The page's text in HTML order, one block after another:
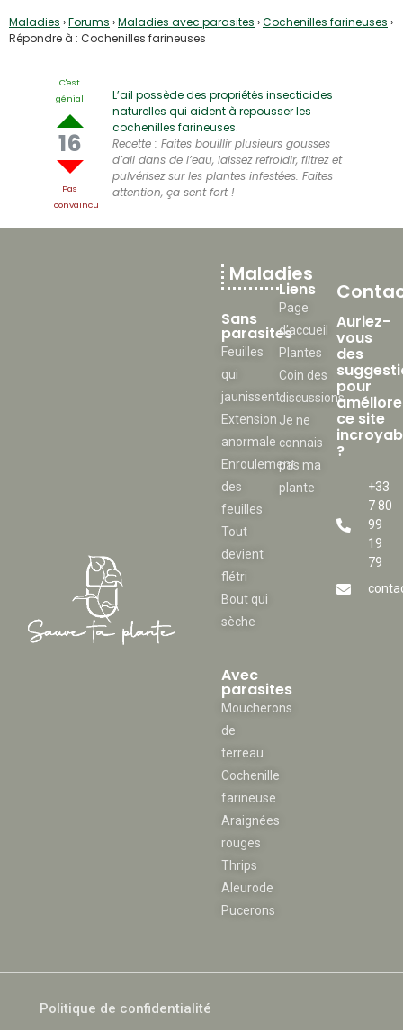
Maladies ›Forums ›Maladies avec parasites ›Cochenilles farineuses ›
Répondre à : Cochenilles farineuses
C'est
génial
16
Pas
convaincu
L’ail possède des propriétés insecticides
naturelles qui aident à repousser les
cochenilles farineuses.
Recette : Faites bouillir plusieurs gousses
d’ail dans de l’eau, laissez refroidir, filtrez et
pulvérisez sur les plantes infestées. Faites
attention, ça sent fort !
Maladies
Sans
parasites
Feuilles
qui
jaunissent
Extension
anormale
Enroulement
des
feuilles
Tout
devient
flétri
Bout qui
sèche
Avec
parasites
Moucherons
de
terreau
Cochenille
farineuse
Araignées
rouges
Thrips
Aleurode
Pucerons
Liens
Page
d’accueil
Plantes
Coin des
discussions
Je ne
connais
pas ma
plante
Auriez-
vous
des
pour
ce site
?
+33
7 80
99
19
79
Politique de confidentialité